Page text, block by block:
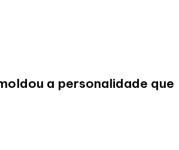
a personalidade que